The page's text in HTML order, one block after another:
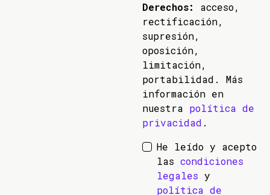
Derechos:
acceso,
rectificación,
supresión,
oposición,
limitación,
portabilidad. Más
información en
nuestra política de
privacidad .
He leído y acepto
las condiciones
legales y
política de